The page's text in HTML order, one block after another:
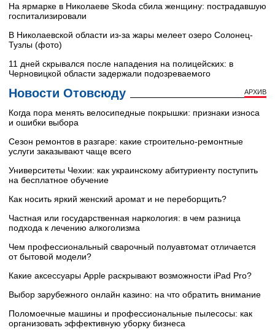
На ярмарке в Николаеве Skoda сбила женщину: пострадавшую
госпитализировали
В Николаевской области из-за жары мелеет озеро Солонец-
Тузлы (фото)
11 дней скрывался после нападения на полицейских: в
Черновицкой области задержали подозреваемого
Новости Отовсюду АРХИВ
Когда пора менять велосипедные покрышки: признаки износа
и ошибки выбора
Сезон ремонтов в разгаре: какие строительно-ремонтные
услуги заказывают чаще всего
Университеты Чехии: как украинскому абитуриенту поступить
на бесплатное обучение
Как носить яркий женский аромат и не переборщить?
Частная или государственная наркология: в чем разница
подхода к лечению алкоголизма
Чем профессиональный сварочный полуавтомат отличается
от бытовой модели?
Какие аксессуары Apple раскрывают возможности iPad Pro?
Выбор зарубежного онлайн казино: на что обратить внимание
Поломоечные машины и профессиональные пылесосы: как
организовать эффективную уборку бизнеса